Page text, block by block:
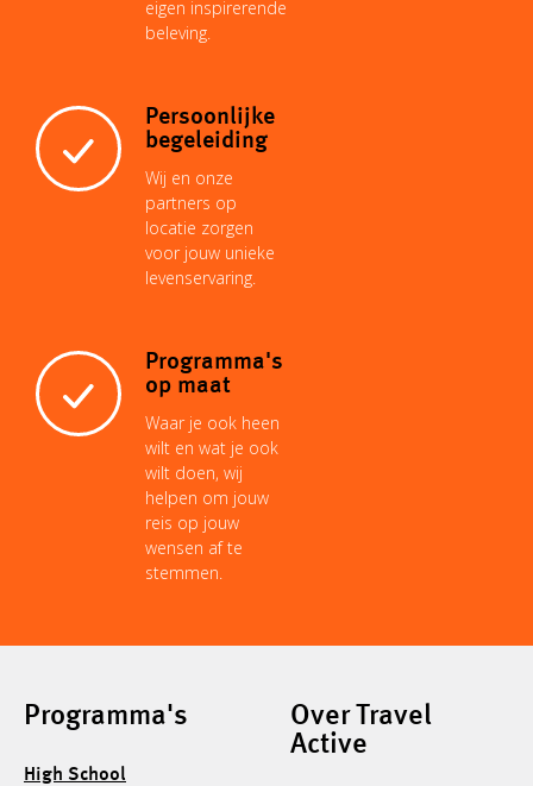
eigen inspirerende
beleving.
Persoonlijke
begeleiding
Wij en onze
partners op
locatie zorgen
voor jouw unieke
levenservaring.
Programma's
op maat
Waar je ook heen
wilt en wat je ook
wilt doen, wij
helpen om jouw
reis op jouw
wensen af te
stemmen.
Programma's
High School
Over Travel
Active